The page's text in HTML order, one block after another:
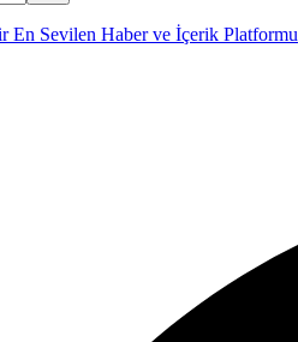
En Sevilen Haber ve İçerik Platformu